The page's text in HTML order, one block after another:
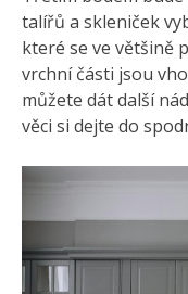
talířů a skleniček
které se ve většině
vrchní části jsou
můžete dát další
věci si dejte do